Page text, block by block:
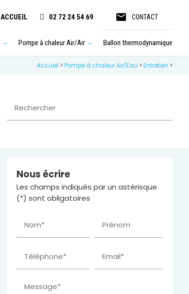
ACCUEIL 02 72 24 54 69 email CONTACT
Pompe à chaleur Air/Air Ballon thermodynamique
Accueil >Pompe à chaleur Air/Eau >Entretien >
Rechercher
Nous écrire
Les champs indiqués par un astérisque
(*) sont obligatoires
Nom* Prénom
Téléphone* Email*
Message*